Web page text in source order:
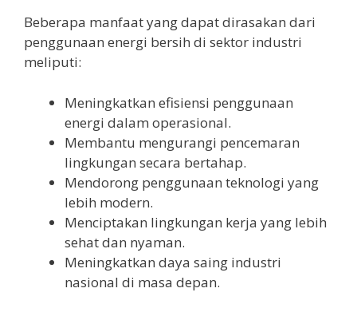
Beberapa manfaat yang dapat dirasakan dari
penggunaan energi bersih di sektor industri
meliputi:
Meningkatkan efisiensi penggunaan
energi dalam operasional.
Membantu mengurangi pencemaran
lingkungan secara bertahap.
Mendorong penggunaan teknologi yang
lebih modern.
Menciptakan lingkungan kerja yang lebih
sehat dan nyaman.
Meningkatkan daya saing industri
nasional di masa depan.